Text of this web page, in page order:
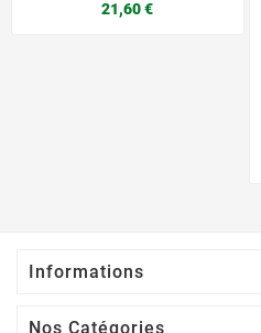
21,60 €
Informations
Nos Catégories